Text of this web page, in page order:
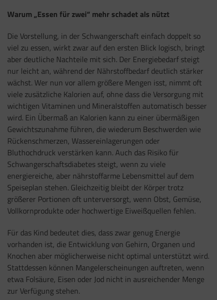
Warum „Essen für zwei“ mehr schadet als nützt
Die Vorstellung, in der Schwangerschaft einfach doppelt so
viel zu essen, wirkt zwar auf den ersten Blick logisch, bringt
aber deutliche Nachteile mit sich. Der Energiebedarf steigt
nur leicht an, während der Nährstoffbedarf deutlich stärker
wächst. Wer nun vor allem größere Mengen isst, nimmt oft
viele zusätzliche Kalorien auf, ohne dass die Versorgung mit
wichtigen Vitaminen und Mineralstoffen automatisch besser
wird. Ein Übermaß an Kalorien kann zu einer übermäßigen
Gewichtszunahme führen, die wiederum Beschwerden wie
Rückenschmerzen, Wassereinlagerungen oder
Bluthochdruck verstärken kann. Auch das Risiko für
Schwangerschaftsdiabetes steigt, wenn zu viele
energiereiche, aber nährstoffarme Lebensmittel auf dem
Speiseplan stehen. Gleichzeitig bleibt der Körper trotz
größerer Portionen oft unterversorgt, wenn Obst, Gemüse,
Vollkornprodukte oder hochwertige Eiweißquellen fehlen.
Für das Kind bedeutet dies, dass zwar genug Energie
vorhanden ist, die Entwicklung von Gehirn, Organen und
Knochen aber möglicherweise nicht optimal unterstützt wird.
Stattdessen können Mangelerscheinungen auftreten, wenn
etwa Folsäure, Eisen oder Jod nicht in ausreichender Menge
zur Verfügung stehen.